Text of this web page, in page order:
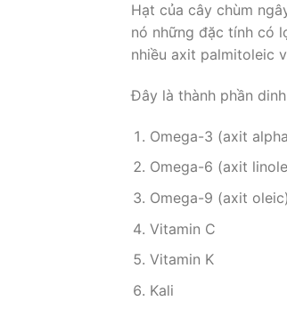
Hạt của cây chùm
nó những đặc tính có
nhiều axit palmitoleic
Đây là thành phần
Omega-3 (axit
Omega-6 (axit
Omega-9 (axit oleic)
Vitamin C
Vitamin K
Kali